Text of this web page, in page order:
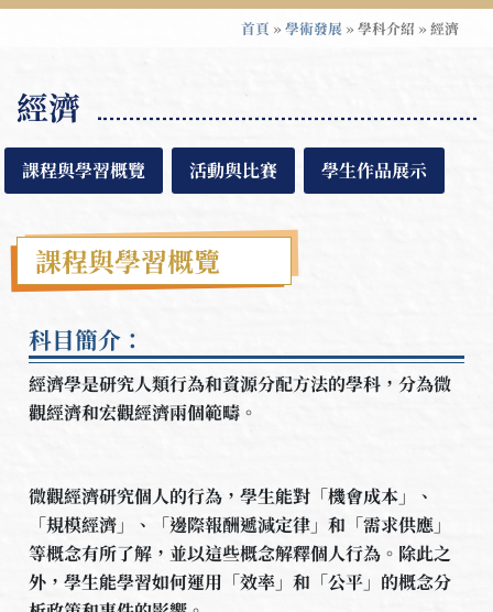
首頁 »學術發展 »學科介紹 »經濟
經濟
課程與學習概覽 活動與比賽 學生作品展示
課程與學習概覽
科目簡介：
經濟學是研究人類行為和資源分配方法的學科，分為微
觀經濟和宏觀經濟兩個範疇。
微觀經濟研究個人的行為，學生能對「機會成本」、
「規模經濟」、「邊際報酬遞減定律」和「需求供應」
等概念有所了解，並以這些概念解釋個人行為。除此之
外，學生能學習如何運用「效率」和「公平」的概念分